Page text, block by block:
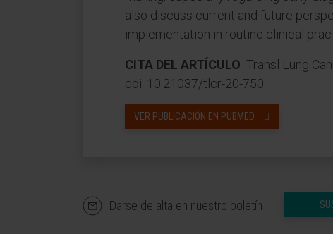
also discuss current and future
implementation in routine clinical
CITA DEL ARTÍCULO Transl Lung
doi: 10.21037/tlcr-20-750.
VER PUBLICACIÓN EN PUBMED
Darse de alta en nuestro boletín